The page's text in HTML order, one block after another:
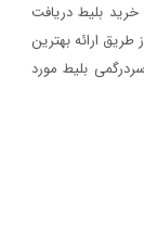
قبال خرید بلیط دریافت
ارائه بهترین
بلیط مورد